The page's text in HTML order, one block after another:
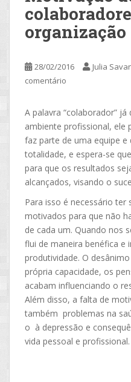
organização
28/02/2016 Julia
comentário
A palavra “colaborador”
ambiente profissional, ele
faz parte de uma equipe e
totalidade, e espera-se
para que os resultados
alcançados, visando o
Para isso é necessário ter
motivados para que não
de cada um. Quando nos
flui de maneira benéfica e
produtividade. O
própria capacidade, os
acabam influenciando o
Além disso, a falta de
também problemas na
o à depressão e
vida pessoal e profissional.